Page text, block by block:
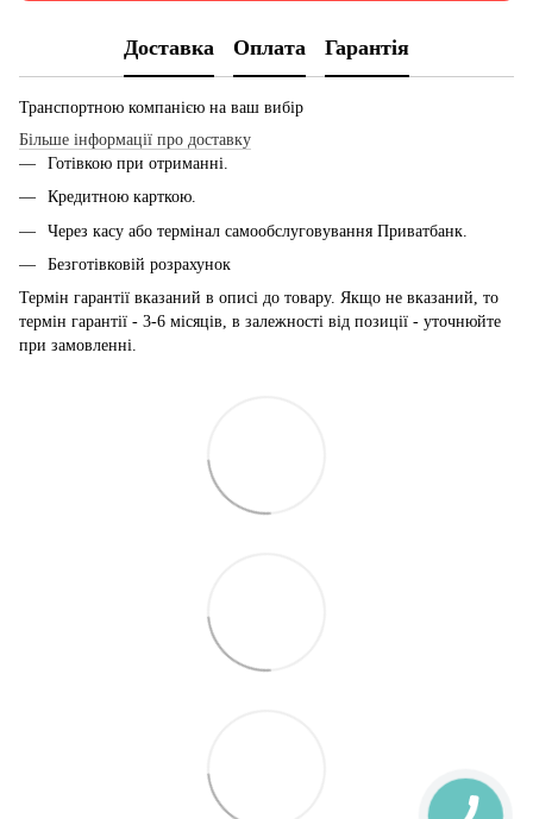
Доставка Оплата Гарантія
Транспортною компанією на ваш вибір
Більше інформації про доставку
Готівкою при отриманні.
Кредитною карткою.
Через касу або термінал самообслуговування Приватбанк.
Безготівковій розрахунок
Термін гарантії вказаний в описі до товару. Якщо не вказаний, то
термін гарантії - 3-6 місяців, в залежності від позиції - уточнюйте
при замовленні.